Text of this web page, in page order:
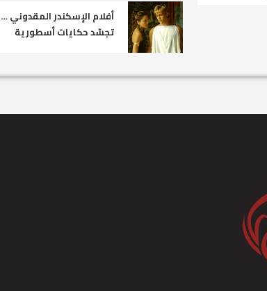
أفلام الإسكندر المقدوني …
تجسّد حكايات أسطورية